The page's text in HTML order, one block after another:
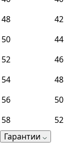
48
42
50
44
52
46
54
48
56
50
58
52
Гарантии